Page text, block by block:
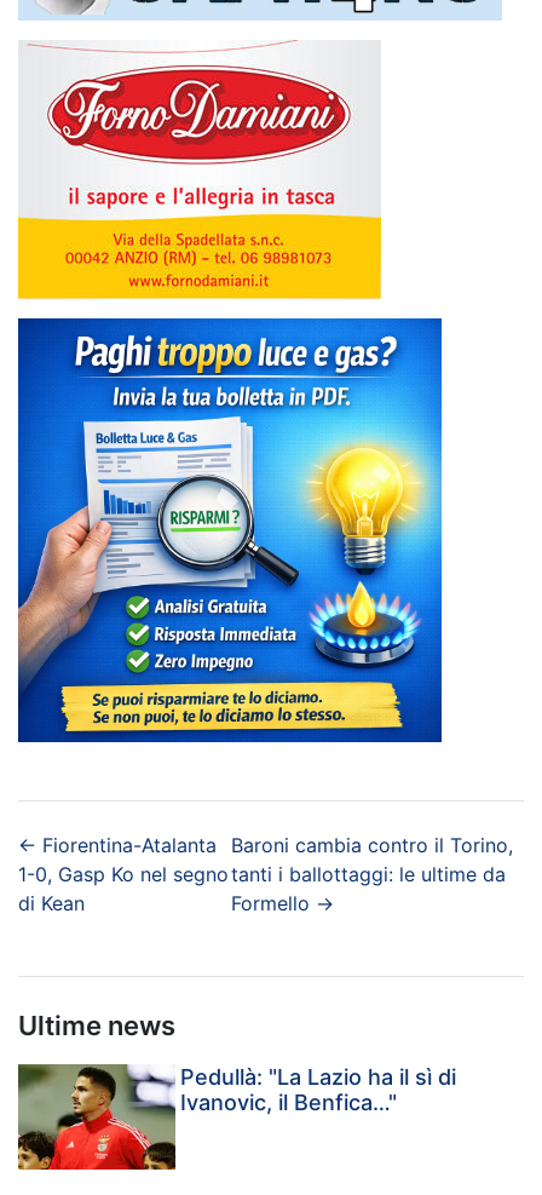
← Fiorentina-Atalanta
1-0, Gasp Ko nel segno
di Kean
Baroni cambia contro il Torino,
tanti i ballottaggi: le ultime da
Formello →
Ultime news
Pedullà: "La Lazio ha il sì di
Ivanovic, il Benfica…"